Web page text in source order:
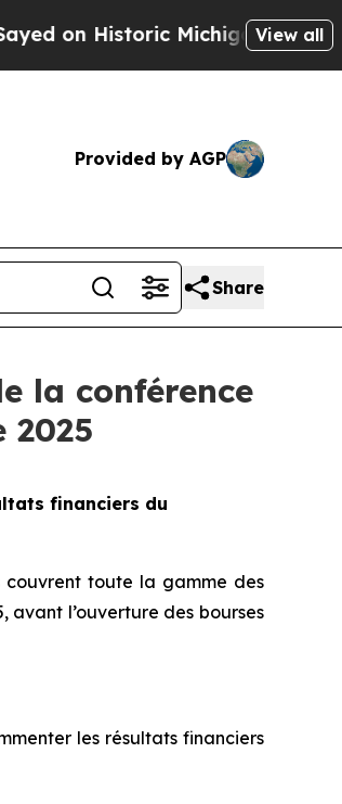
on Historic Michigan Win:View all
Provided by AGP
Share
la conférence
financiers du
couvrent toute la gamme des
avant l’ouverture des bourses
les résultats financiers